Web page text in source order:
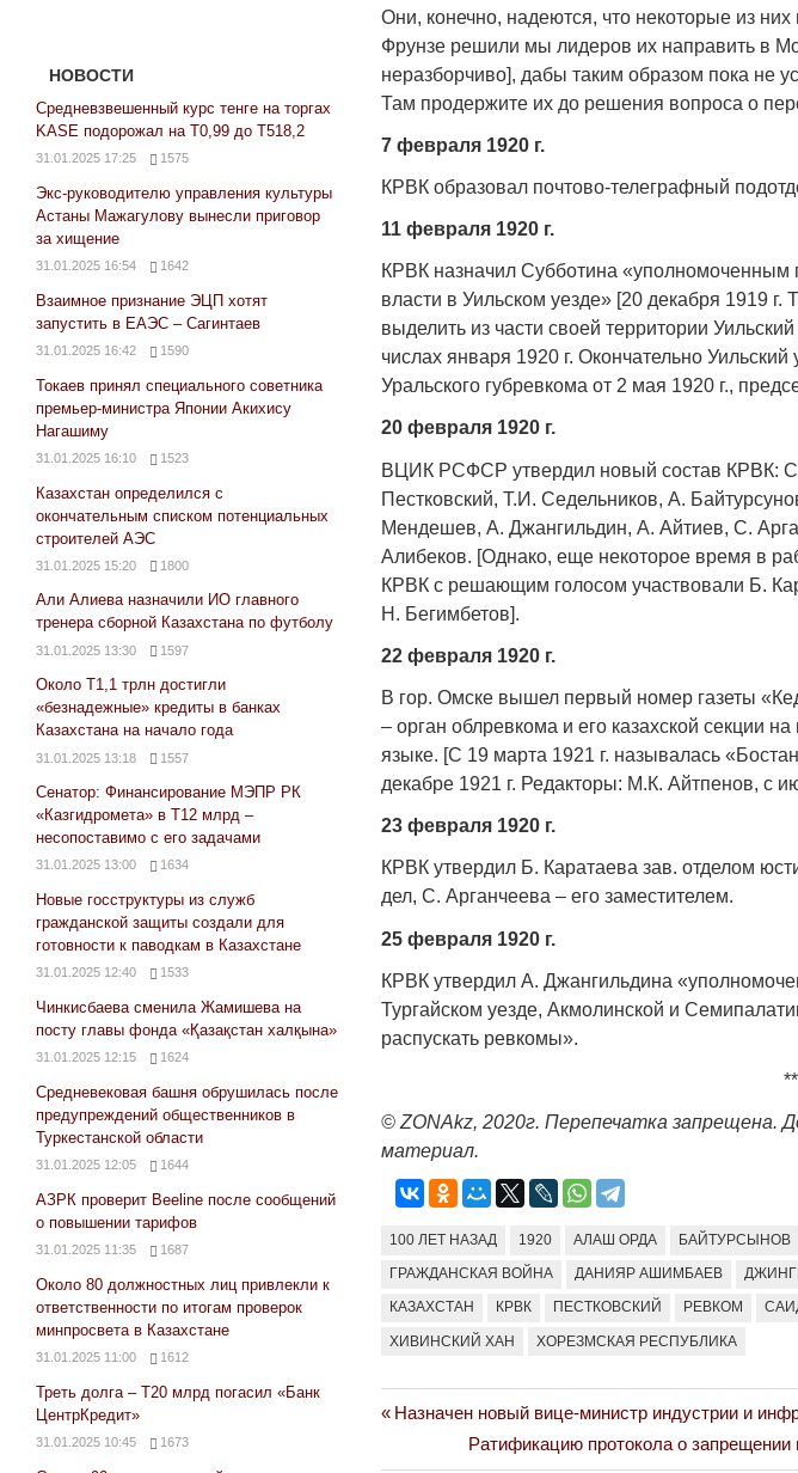
Они, конечно, надеются, что некоторые из
Фрунзе решили мы лидеров их направить в
неразборчиво], дабы таким образом пока не
Там продержите их до решения вопроса о
7 февраля 1920 г.
КРВК образовал почтово-телеграфный
11 февраля 1920 г.
КРВК назначил Субботина «уполномоченным
власти в Уильском уезде» [20 декабря 1919
выделить из части своей территории
числах января 1920 г. Окончательно
Уральского губревкома от 2 мая 1920 г.,
20 февраля 1920 г.
ВЦИК РСФСР утвердил новый состав КРВК:
Пестковский, Т.И. Седельников, А.
Мендешев, А. Джангильдин, А. Айтиев, С.
Алибеков. [Однако, еще некоторое время в
КРВК с решающим голосом участвовали Б.
Н. Бегимбетов].
22 февраля 1920 г.
В гор. Омске вышел первый номер газеты
– орган облревкома и его казахской секции на
языке. [С 19 марта 1921 г. называлась
декабре 1921 г. Редакторы: М.К. Айтпенов, с
23 февраля 1920 г.
КРВК утвердил Б. Каратаева зав. отделом
дел, С. Арганчеева – его заместителем.
25 февраля 1920 г.
КРВК утвердил А. Джангильдина
Тургайском уезде, Акмолинской и
распускать ревкомы».
© ZONAkz, 2020г. Перепечатка запрещена.
материал.
100 ЛЕТ НАЗАД 1920 АЛАШ ОРДА БАЙТУРСЫНОВ
ГРАЖДАНСКАЯ ВОЙНА ДАНИЯР АШИМБАЕВ
КАЗАХСТАН КРВК ПЕСТКОВСКИЙ РЕВКОМ
ХИВИНСКИЙ ХАН ХОРЕЗМСКАЯ РЕСПУБЛИКА
Навигация
по
Previous
Назначен новый вице-министр индустрии и
Next
Ратификацию протокола о
НОВОСТИ
Средневзвешенный курс тенге на торгах
KASE подорожал на Т0,99 до Т518,2
31.01.2025 17:25 1575
Экс-руководителю управления культуры
Астаны Мажагулову вынесли приговор
за хищение
31.01.2025 16:54 1642
Взаимное признание ЭЦП хотят
запустить в ЕАЭС – Сагинтаев
31.01.2025 16:42 1590
Токаев принял специального советника
премьер-министра Японии Акихису
Нагашиму
31.01.2025 16:10 1523
Казахстан определился с
окончательным списком потенциальных
строителей АЭС
31.01.2025 15:20 1800
Али Алиева назначили ИО главного
тренера сборной Казахстана по футболу
31.01.2025 13:30 1597
Около Т1,1 трлн достигли
«безнадежные» кредиты в банках
Казахстана на начало года
31.01.2025 13:18 1557
Сенатор: Финансирование МЭПР РК
«Казгидромета» в Т12 млрд –
несопоставимо с его задачами
31.01.2025 13:00 1634
Новые госструктуры из служб
гражданской защиты создали для
готовности к паводкам в Казахстане
31.01.2025 12:40 1533
Чинкисбаева сменила Жамишева на
посту главы фонда «Қазақстан халқына»
31.01.2025 12:15 1624
Средневековая башня обрушилась после
предупреждений общественников в
Туркестанской области
31.01.2025 12:05 1644
АЗРК проверит Beeline после сообщений
о повышении тарифов
31.01.2025 11:35 1687
Около 80 должностных лиц привлекли к
ответственности по итогам проверок
минпросвета в Казахстане
31.01.2025 11:00 1612
Треть долга – Т20 млрд погасил «Банк
ЦентрКредит»
31.01.2025 10:45 1673